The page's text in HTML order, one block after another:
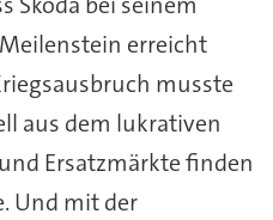
erreicht
musste
aus dem lukrativen
Ersatzmärkte finden
Und mit der